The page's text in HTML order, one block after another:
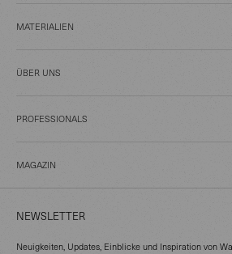
MATERIALIEN
ÜBER UNS
PROFESSIONALS
MAGAZIN
NEWSLETTER
Neuigkeiten, Updates, Einblicke und Inspiration von